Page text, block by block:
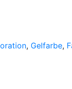
, Gelfarbe,